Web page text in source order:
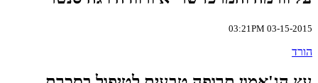
03-15-2015 03:21PM
הורד